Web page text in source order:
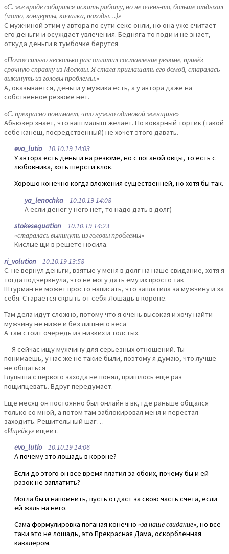
«С. же вроде собирался искать работу, но не очень-то, больше отдыхал
(мото, концерты, качалка, походы…)»
С мужчиной этим у автора по сути секс-онли, но она уже считает
его деньги и осуждает увлечения. Бедняга-то поди и не знает,
откуда деньги в тумбочке берутся
«Помог сильно несколько раз: оплатил составление резюме, привёз
срочную справку из Москвы. Я стала приглашать его домой, старалась
выкинуть из головы проблемы.»
А, оказывается, деньги у мужика есть, а у автора даже на
собственное резюме нет.
«С. прекрасно понимает, что нужно одинокой женщине»
Абьюзер знает, что ваш малыш желает. Но коварный тортик (такой
себе канеш, посредственный) не хочет этого давать.
evo_lutio10.10.19 14:03
У автора есть деньги на резюме, но с поганой овцы, то есть с
любовника, хоть шерсти клок.
Хорошо конечно когда вложения существенней, но хотя бы так.
ya_lenochka 10.10.19 14:08
А если денег у него нет, то надо дать в долг)
stokesequation 10.10.19 14:23
«старалась выкинуть из головы проблемы»
Кислые щи в решете носила.
ri_volution 10.10.19 13:58
С. не вернул деньги, взятые у меня в долг на наше свидание, хотя я
тогда подчеркнула, что не могу дать ему их просто так
Штурман не может просто написать, что заплатила за мужчину и за
себя. Старается скрыть от себя Лошадь в короне.
Там дела идут сложно, потому что я очень высокая и хочу найти
мужчину не ниже и без лишнего веса
А там стоит очередь из низких и толстых.
— Я сейчас ищу мужчину для серьезных отношений. Ты
понимаешь, у нас же не такие были, поэтому я думаю, что лучше
не общаться
Глупыша с первого захода не понял, пришлось ещё раз
пощипцевать. Вдруг передумает.
Ещё месяц он постоянно был онлайн в вк, где раньше общался
только со мной, а потом там заблокировал меня и перестал
заходить. Решительный шаг…
«Ищейку»ищеит.
evo_lutio10.10.19 14:06
А почему это лошадь в короне?
Если до этого он все время платил за обоих, почему бы и ей
разок не заплатить?
Могла бы и напомнить, пусть отдаст за свою часть счета, если
ей жаль на него.
Сама формулировка поганая конечно «за наше свидание», но все-
таки это не лошадь, это Прекрасная Дама, оскорбленная
кавалером.